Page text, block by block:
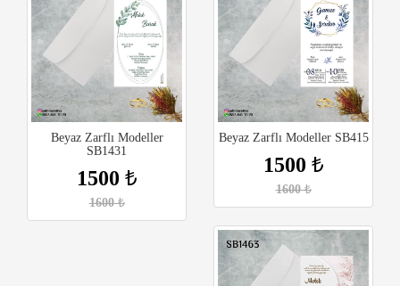
Beyaz Zarflı Modeller
SB1431
1500 ₺
1600₺
Beyaz Zarflı Modeller SB415
1500 ₺
1600₺